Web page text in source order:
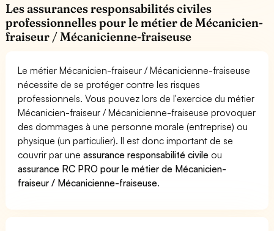
Les assurances responsabilités civiles
professionnelles pour le métier de Mécanicien-
fraiseur / Mécanicienne-fraiseuse
Le métier Mécanicien-fraiseur / Mécanicienne-fraiseuse
nécessite de se protéger contre les risques
professionnels. Vous pouvez lors de l'exercice du métier
Mécanicien-fraiseur / Mécanicienne-fraiseuse provoquer
des dommages à une personne morale (entreprise) ou
physique (un particulier). Il est donc important de se
couvrir par uneassurance responsabilité civile ou
assurance RC PRO pour le métier de Mécanicien-
fraiseur / Mécanicienne-fraiseuse.